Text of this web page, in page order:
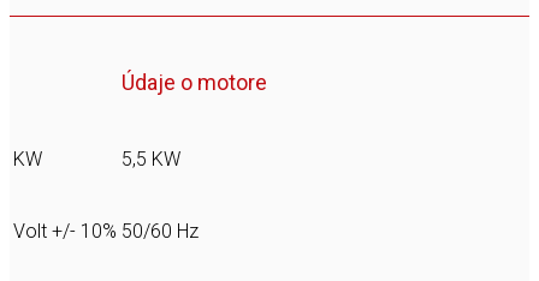
Údaje o motore
KW 5,5 KW
Volt +/- 10% 50/60 Hz